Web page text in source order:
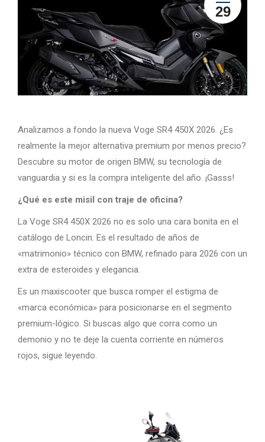
29
Analizamos a fondo la nueva Voge SR4 450X 2026. ¿Es
realmente la mejor alternativa premium por menos precio?
Descubre su motor de origen BMW, su tecnología de
vanguardia y si es la compra inteligente del año. ¡Gasss!
¿Qué es este misil con traje de oficina?
La Voge SR4 450X 2026 no es solo una cara bonita en el
catálogo de Loncin. Es el resultado de años de
«matrimonio» técnico con BMW, refinado para 2026 con un
extra de esteroides y elegancia.
Es un maxiscooter que busca romper el estigma de
«marca económica» para posicionarse en el segmento
premium-lógico. Si buscas algo que corra como un
demonio y no te deje la cuenta corriente en números
rojos, sigue leyendo.